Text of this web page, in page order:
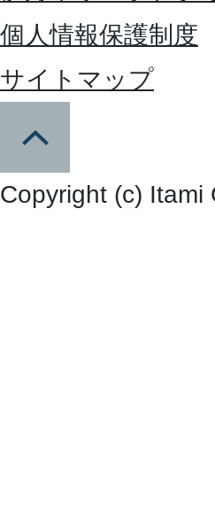
個人情報保護制度
サイトマップ
Copyright (c) Itami